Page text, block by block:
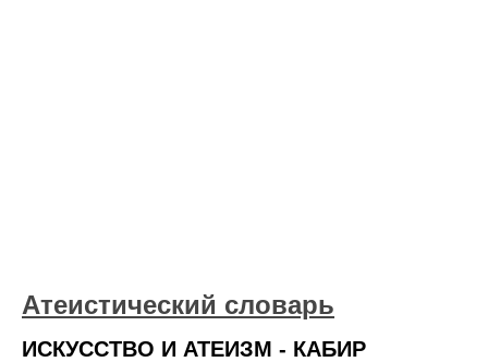
Атеистический словарь
ИСКУССТВО И АТЕИЗМ - КАБИР